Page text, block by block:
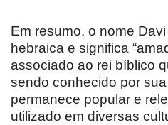
Em resumo, o nome
hebraica e significa
associado ao rei bíblico
sendo conhecido por
permanece popular e
utilizado em diversas